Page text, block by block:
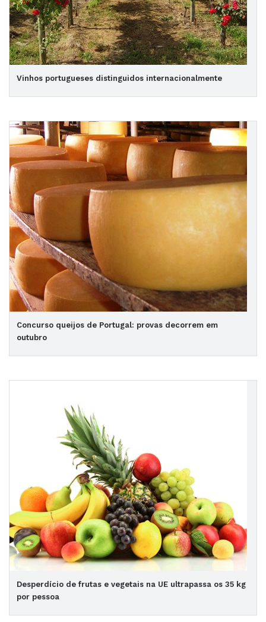
Vinhos portugueses distinguidos internacionalmente
Concurso queijos de Portugal: provas decorrem em
outubro
Desperdício de frutas e vegetais na UE ultrapassa os 35 kg
por pessoa